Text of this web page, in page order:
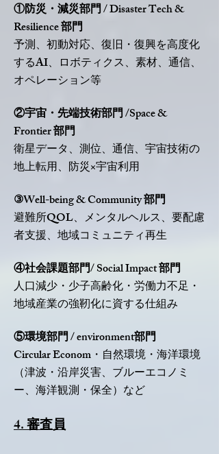
①防災・減災部門 / Disaster Tech &
Resilience 部門
予測、初動対応、復旧・復興を高度化
するAI、ロボティクス、素材、通信、
オペレーション等
②宇宙・先端技術部門 /Space &
Frontier 部門
衛星データ、測位、通信、宇宙技術の
地上転用、防災×宇宙利用
③Well-being & Community 部門
避難所QOL、メンタルヘルス、要配慮
者支援、地域コミュニティ再生
④社会課題部門/ Social Impact 部門
人口減少・少子高齢化・労働力不足・
地域産業の強靭化に資する仕組み
⑤環境部門 / environment部門
Circular Econom・自然環境・海洋環境
（津波・沿岸災害、ブルーエコノミ
ー、海洋観測・保全）など
4. 審査員